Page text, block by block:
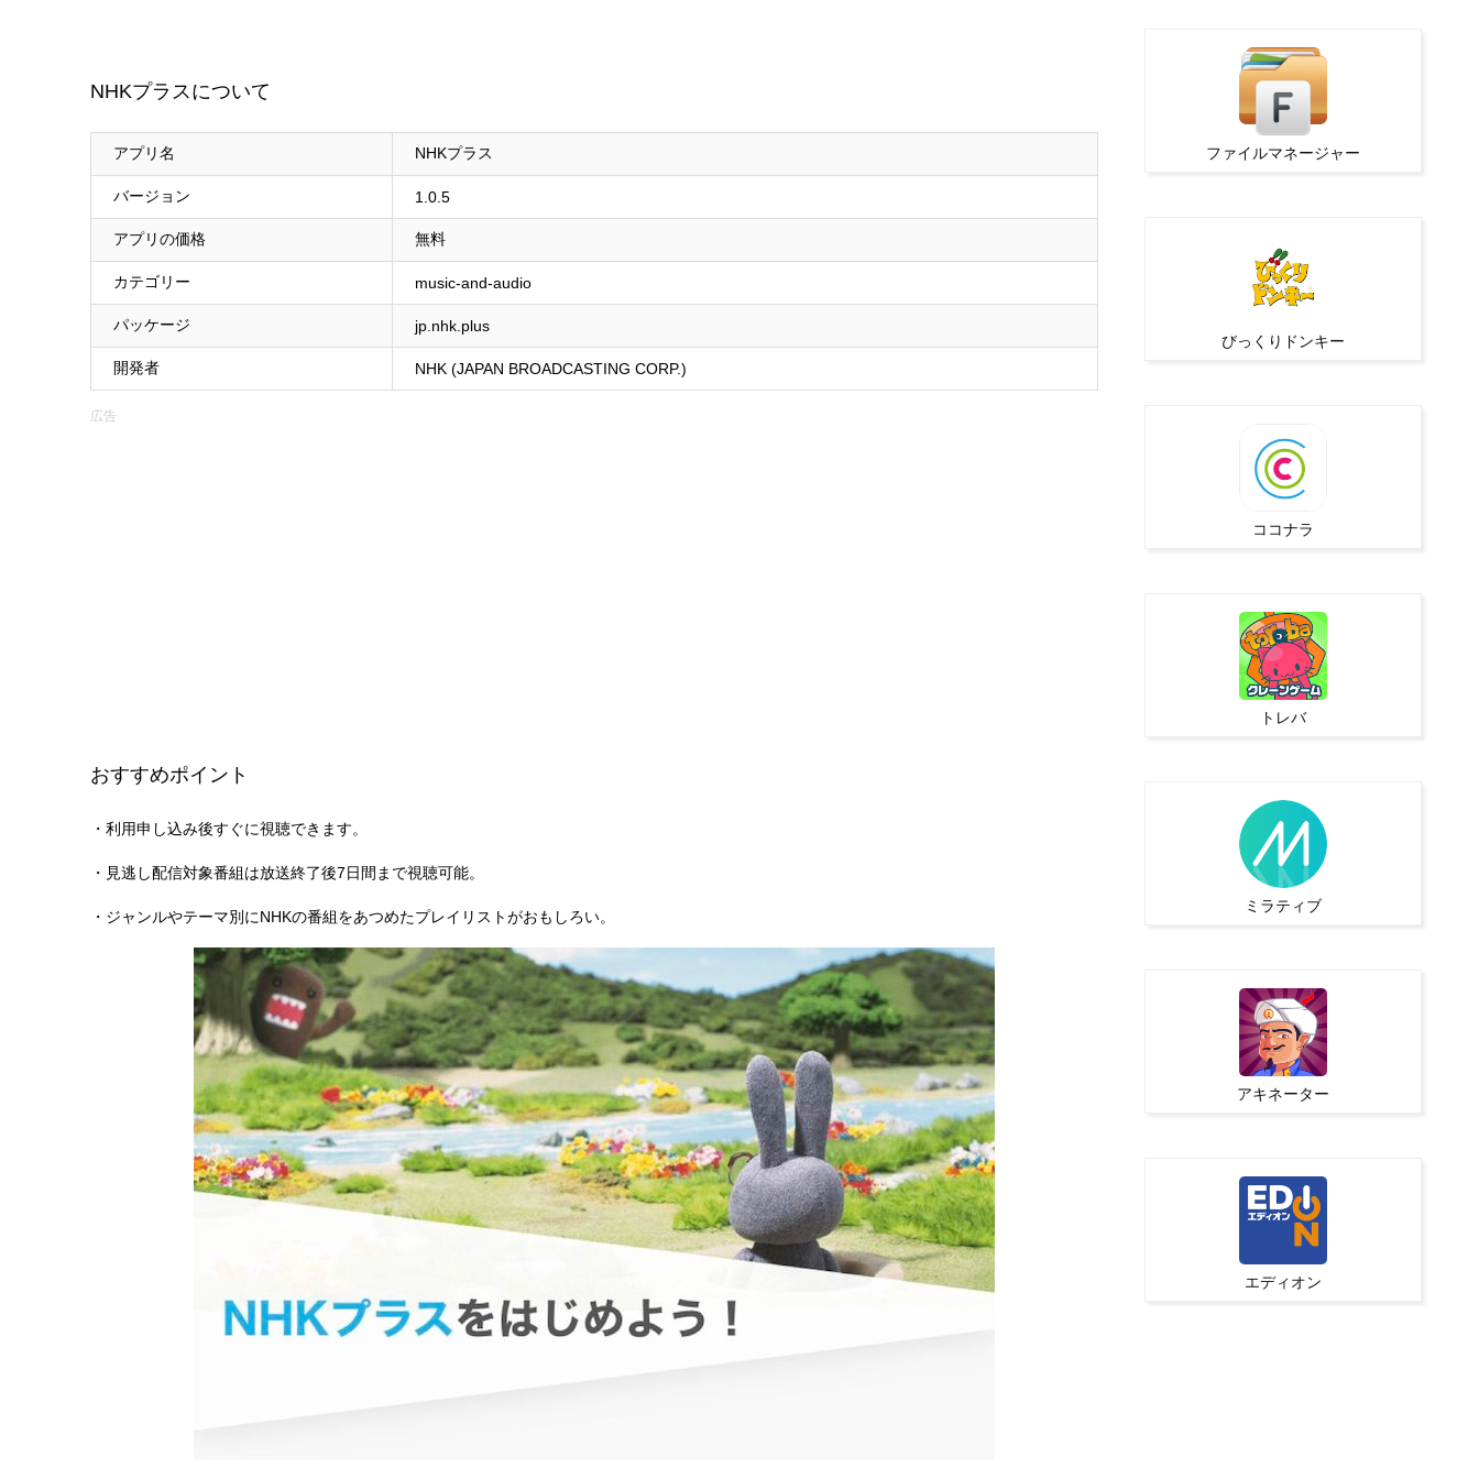
NHKプラスについて
アプリ名 NHKプラス
バージョン 1.0.5
アプリの価格 無料
カテゴリー music-and-audio
パッケージ jp.nhk.plus
開発者 NHK (JAPAN BROADCASTING CORP.)
広告
おすすめポイント
・利用申し込み後すぐに視聴できます。
・見逃し配信対象番組は放送終了後7日間まで視聴可能。
・ジャンルやテーマ別にNHKの番組をあつめたプレイリストがおもしろい。
ファイルマネージャー
びっくりドンキー
ココナラ
トレバ
ミラティブ
アキネーター
エディオン